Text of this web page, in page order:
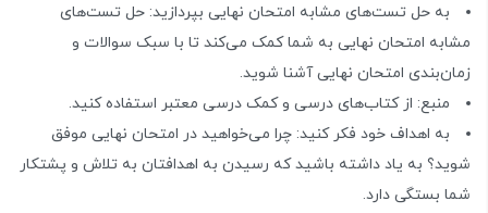
به حل تست‌های مشابه امتحان نهایی بپردازید: حل تست‌های
مشابه امتحان نهایی به شما کمک می‌کند تا با سبک سوالات و
زمان‌بندی امتحان نهایی آشنا شوید.
منبع: از کتاب‌های درسی و کمک درسی معتبر استفاده کنید.
به اهداف خود فکر کنید: چرا می‌خواهید در امتحان نهایی موفق
شوید؟ به یاد داشته باشید که رسیدن به اهدافتان به تلاش و پشتکار
شما بستگی دارد.